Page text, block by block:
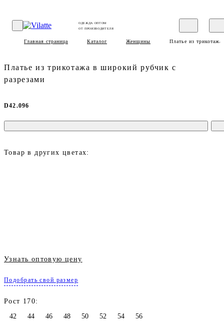
ОДЕЖДА ОПТОМ
ОТ ПРОИЗВОДИТЕЛЯ
Главная страница Каталог Женщины Платье из
Платье из трикотажа в широкий рубчик с
разрезами
D42.096
Товар в других цветах:
Узнать оптовую цену
Подобрать свой размер
Рост 170:
42
44 46 48 50 52 54 56